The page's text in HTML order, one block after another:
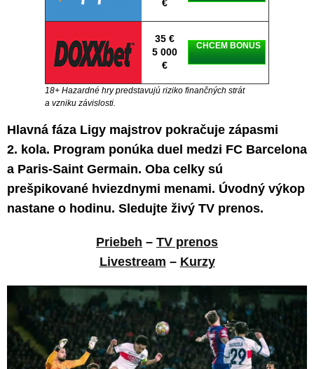
€
35 €
5 000
€
CHCEM BONUS
18+ Hazardné hry predstavujú riziko finančných strát
a vzniku závislosti.
Hlavná fáza Ligy majstrov pokračuje zápasmi
2. kola. Program ponúka duel medzi FC Barcelona
a Paris-Saint Germain. Oba celky sú
prešpikované hviezdnymi menami. Úvodný výkop
nastane o hodinu. Sledujte živý TV prenos.
Priebeh – TV prenos
Livestream – Kurzy